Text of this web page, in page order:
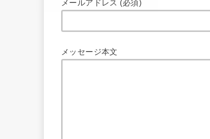
メールアドレス (必須)
メッセージ本文